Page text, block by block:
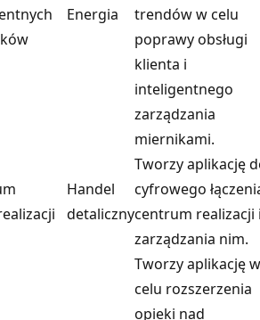
Energia
trendów w celu
poprawy obsługi
klienta i
inteligentnego
zarządzania
miernikami.
Handel
detaliczny
Tworzy aplikację
cyfrowego
centrum realizacji
zarządzania nim.
Tworzy aplikację w
celu rozszerzenia
opieki nad